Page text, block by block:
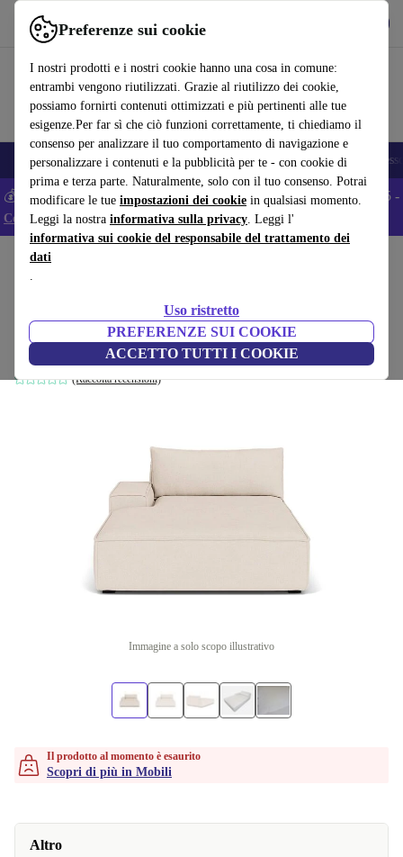
Preferenze sui cookie
I nostri prodotti e i nostri cookie hanno una cosa in comune:
entrambi vengono riutilizzati. Grazie al riutilizzo dei cookie,
possiamo fornirti contenuti ottimizzati e più pertinenti alle tue
esigenze.Per far sì che ciò funzioni correttamente, ti chiediamo il
consenso per analizzare il tuo comportamento di navigazione e
personalizzare i contenuti e la pubblicità per te - con cookie di
prima e terza parte. Naturalmente, solo con il tuo consenso. Potrai
modificare le tue impostazioni dei cookie in qualsiasi momento.
Leggi la nostra informativa sulla privacy. Leggi l'
informativa sui cookie del responsabile del trattamento dei
dati
.
Uso ristretto
PREFERENZE SUI COOKIE
ACCETTO TUTTI I COOKIE
Usa refurbed in modo rapido e semplice
🎒 Back to school Smartphone Portatili Tablet Smartwatch
💰 Extra -5% su tutti gli smartphone Android - Codice: ANDROID5 -
Condizioni
Home
Daphne monoposto chaise longue sinistra
Mark Sand
marrone
(Raccolta recensioni)
Immagine a solo scopo illustrativo
Il prodotto al momento è esaurito
Scopri di più in Mobili
Altro